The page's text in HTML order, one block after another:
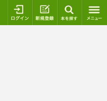
ログイン 新規登録